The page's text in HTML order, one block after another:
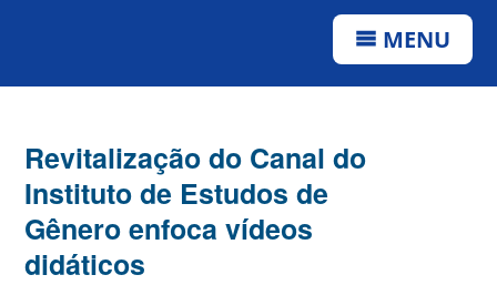
MENU
Revitalização do Canal do
Instituto de Estudos de
Gênero enfoca vídeos
didáticos